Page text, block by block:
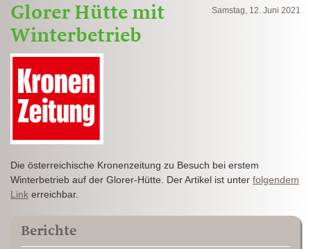
Samstag, 12. Juni 2021
Glorer Hütte mit
Winterbetrieb
Die österreichische Kronenzeitung zu Besuch bei erstem
Winterbetrieb auf der Glorer-Hütte. Der Artikel ist unter folgendem
Link erreichbar.
Berichte